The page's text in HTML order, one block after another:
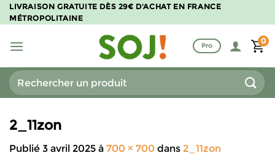
Passer
au
LIVRAISON GRATUITE DÈS 29€ D'ACHAT EN FRANCE
MÉTROPOLITAINE
Pro
0
Recherche
pour :
2_11zon
Publié 3 avril 2025 à 700 × 700 dans 2_11zon